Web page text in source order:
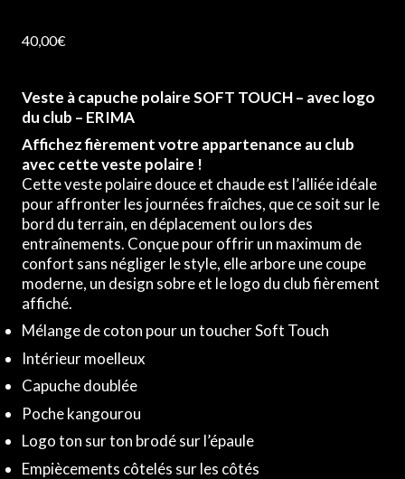
40,00€
Veste à capuche polaire SOFT TOUCH – avec logo
du club – ERIMA
Affichez fièrement votre appartenance au club
avec cette veste polaire !
Cette veste polaire douce et chaude est l’alliée idéale
pour affronter les journées fraîches, que ce soit sur le
bord du terrain, en déplacement ou lors des
entraînements. Conçue pour offrir un maximum de
confort sans négliger le style, elle arbore une coupe
moderne, un design sobre et le logo du club fièrement
affiché.
Mélange de coton pour un toucher Soft Touch
Intérieur moelleux
Capuche doublée
Poche kangourou
Logo ton sur ton brodé sur l’épaule
Empiècements côtelés sur les côtés